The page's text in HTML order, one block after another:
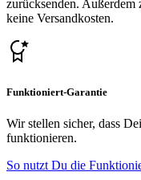
zurücksenden. Außerdem
keine Versandkosten.
Funktioniert-Garantie
Wir stellen sicher, dass
funktionieren.
So nutzt Du die